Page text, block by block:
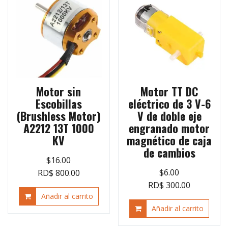
Motor sin
Escobillas
(Brushless Motor)
A2212 13T 1000
KV
$16.00
RD$ 800.00
Añadir al carrito
Motor TT DC
eléctrico de 3 V-6
V de doble eje
engranado motor
magnético de caja
de cambios
$6.00
RD$ 300.00
Añadir al carrito